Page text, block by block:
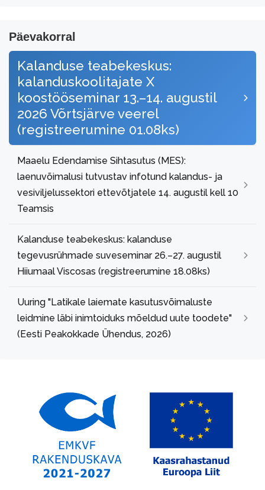
Päevakorral
Kalanduse teabekeskus:
kalanduskoolitajate X
koostööseminar 13.–14. augustil
2026 Võrtsjärve veerel
(registreerumine 01.08ks)
Maaelu Edendamise Sihtasutus (MES):
laenuvõimalusi tutvustav infotund kalandus- ja
vesiviljelussektori ettevõtjatele 14. augustil kell 10
Teamsis
Kalanduse teabekeskus: kalanduse
tegevusrühmade suveseminar 26.–27. augustil
Hiiumaal Viscosas (registreerumine 18.08ks)
Uuring "Latikale laiemate kasutusvõimaluste
leidmine läbi inimtoiduks mõeldud uute toodete"
(Eesti Peakokkade Ühendus, 2026)